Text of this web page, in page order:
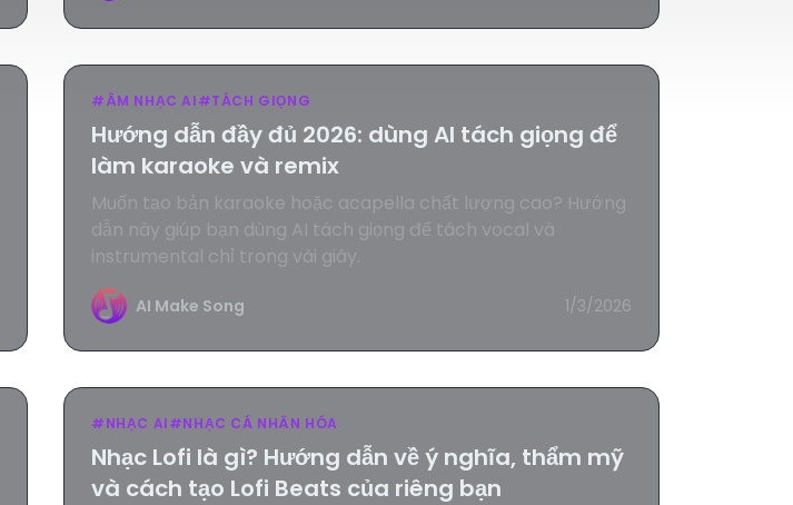
#ÂM NHẠC AI#TÁCH GIỌNG
Hướng dẫn đầy đủ 2026: dùng AI tách giọng để
làm karaoke và remix
Muốn tạo bản karaoke hoặc acapella chất lượng cao? Hướng
dẫn này giúp bạn dùng AI tách giọng để tách vocal và
instrumental chỉ trong vài giây.
AI Make Song 1/3/2026
#NHẠC AI#NHẠC CÁ NHÂN HÓA
Nhạc Lofi là gì? Hướng dẫn về ý nghĩa, thẩm mỹ
và cách tạo Lofi Beats của riêng bạn